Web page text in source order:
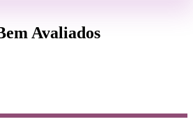
Avaliados